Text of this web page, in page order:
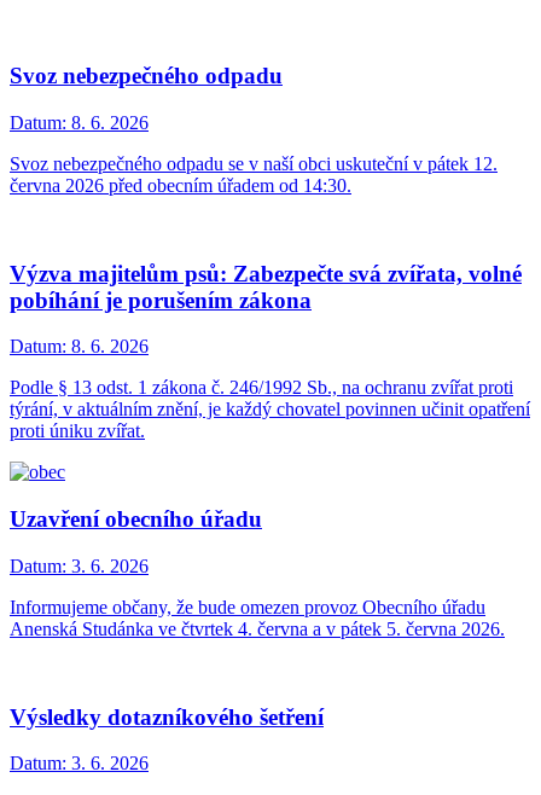
Svoz nebezpečného odpadu
Datum: 8. 6. 2026
Svoz nebezpečného odpadu se v naší obci uskuteční v pátek 12.
června 2026 před obecním úřadem od 14:30.
Výzva majitelům psů: Zabezpečte svá zvířata, volné
pobíhání je porušením zákona
Datum: 8. 6. 2026
Podle § 13 odst. 1 zákona č. 246/1992 Sb., na ochranu zvířat proti
týrání, v aktuálním znění, je každý chovatel povinnen učinit opatření
proti úniku zvířat.
Uzavření obecního úřadu
Datum: 3. 6. 2026
Informujeme občany, že bude omezen provoz Obecního úřadu
Anenská Studánka ve čtvrtek 4. června a v pátek 5. června 2026.
Výsledky dotazníkového šetření
Datum: 3. 6. 2026